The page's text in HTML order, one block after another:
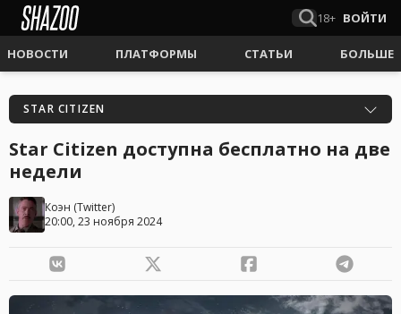
18+ ВОЙТИ
НОВОСТИ ПЛАТФОРМЫ СТАТЬИ БОЛЬШЕ
STAR CITIZEN
Star Citizen доступна бесплатно на две
недели
Коэн (Twitter)
20:00, 23 ноября 2024